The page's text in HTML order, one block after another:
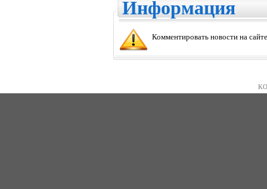
Информация
Комментировать новости на